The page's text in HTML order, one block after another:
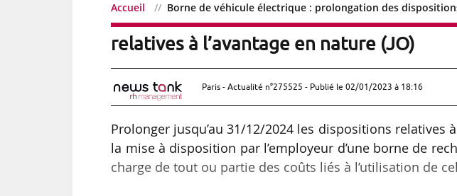
Accueil Borne de véhicule électrique : prolongation des
Borne de véhicule électrique :
relatives à l’avantage en nature (JO)
Paris - Actualité n°275525 - Publié le 02/01/2023 à 18:16
Prolonger jusqu’au 31/12/2024 les dispositions relatives
la mise à disposition par l’employeur d’une borne de
charge de tout ou partie des coûts liés à l’utilisation de